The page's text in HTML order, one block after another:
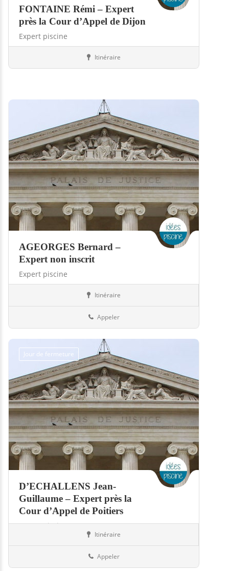
FONTAINE Rémi – Expert
près la Cour d’Appel de Dijon
Expert piscine
Itinéraire
AGEORGES Bernard –
Expert non inscrit
Expert piscine
Itinéraire
Appeler
Jour de fermeture
D’ECHALLENS Jean-
Guillaume – Expert près la
Cour d’Appel de Poitiers
Expert piscine
Itinéraire
Appeler